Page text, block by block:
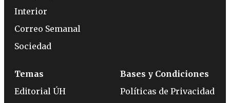
Interior
Correo Semanal
Sociedad
Temas
Editorial ÚH
Bases y Condiciones
Políticas de Privacidad